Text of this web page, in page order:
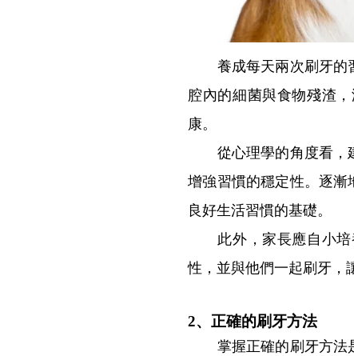
養成每天兩次刷牙的習
腔內的細菌與食物殘渣
康。
從心理學的角度看，建
增強習慣的穩定性。逐
良好生活習慣的基礎。
此外，家長應自小培
性，並與他們一起刷牙，
2、正確的刷牙方法
掌握正確的刷牙方法是